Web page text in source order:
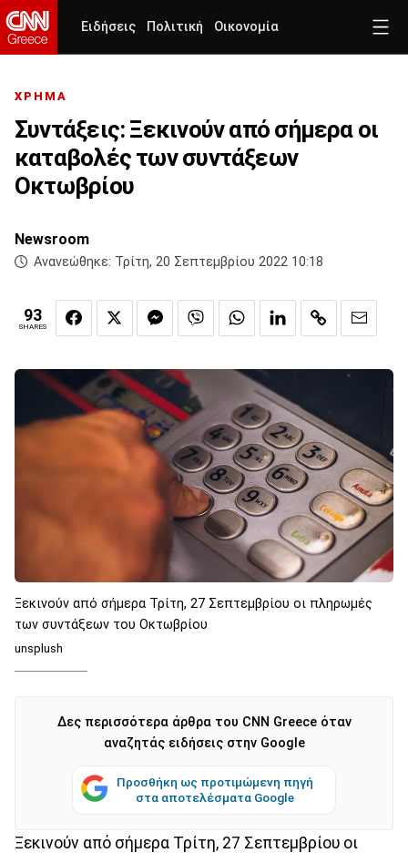
Ειδήσεις Πολιτική Οικονομία
ΧΡΗΜΑ
Συντάξεις: Ξεκινούν από σήμερα οι
καταβολές των συντάξεων
Οκτωβρίου
Newsroom
Ανανεώθηκε: Τρίτη, 20 Σεπτεμβρίου 2022 10:18
93
SHARES
Ξεκινούν από σήμερα Τρίτη, 27 Σεπτεμβρίου οι πληρωμές
των συντάξεων του Οκτωβρίου
unsplush
Δες περισσότερα άρθρα του CNN Greece όταν
αναζητάς ειδήσεις στην Google
Προσθήκη ως προτιμώμενη πηγή
στα αποτελέσματα Google
Ξεκινούν από σήμερα Τρίτη, 27 Σεπτεμβρίου οι